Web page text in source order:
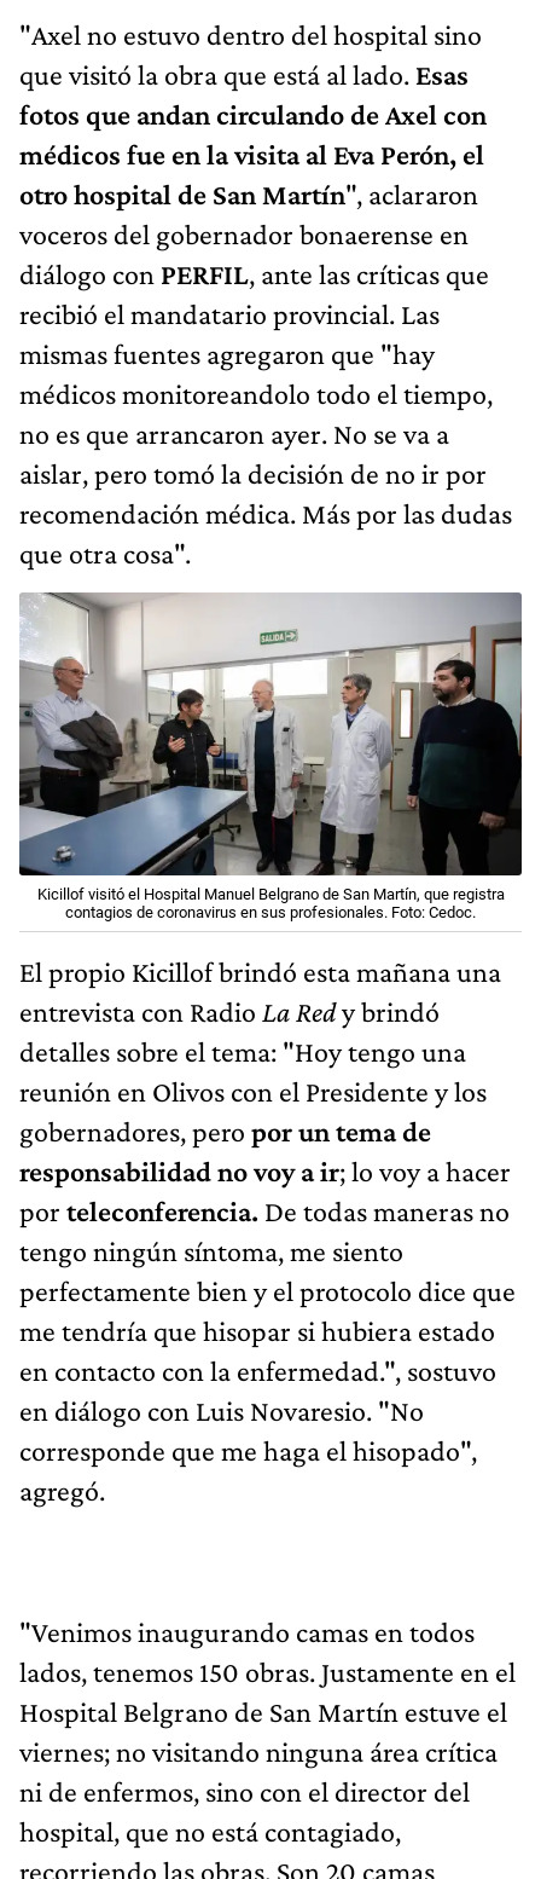
"Axel no estuvo dentro del hospital sino
que visitó la obra que está al lado. Esas
fotos que andan circulando de Axel con
médicos fue en la visita al Eva Perón, el
otro hospital de San Martín", aclararon
voceros del gobernador bonaerense en
diálogo con PERFIL, ante las críticas que
recibió el mandatario provincial. Las
mismas fuentes agregaron que "hay
médicos monitoreandolo todo el tiempo,
no es que arrancaron ayer. No se va a
aislar, pero tomó la decisión de no ir por
recomendación médica. Más por las dudas
que otra cosa".
Kicillof visitó el Hospital Manuel Belgrano de San Martín, que registra
contagios de coronavirus en sus profesionales. Foto: Cedoc.
El propio Kicillof brindó esta mañana una
entrevista con Radio La Redy brindó
detalles sobre el tema: "Hoy tengo una
reunión en Olivos con el Presidente y los
gobernadores, pero por un tema de
responsabilidad no voy a ir; lo voy a hacer
por teleconferencia. De todas maneras no
tengo ningún síntoma, me siento
perfectamente bien y el protocolo dice que
me tendría que hisopar si hubiera estado
en contacto con la enfermedad.", sostuvo
en diálogo con Luis Novaresio. "No
corresponde que me haga el hisopado",
agregó.
"Venimos inaugurando camas en todos
lados, tenemos 150 obras. Justamente en el
Hospital Belgrano de San Martín estuve el
viernes; no visitando ninguna área crítica
ni de enfermos, sino con el director del
hospital, que no está contagiado,
recorriendo las obras. Son 20 camas